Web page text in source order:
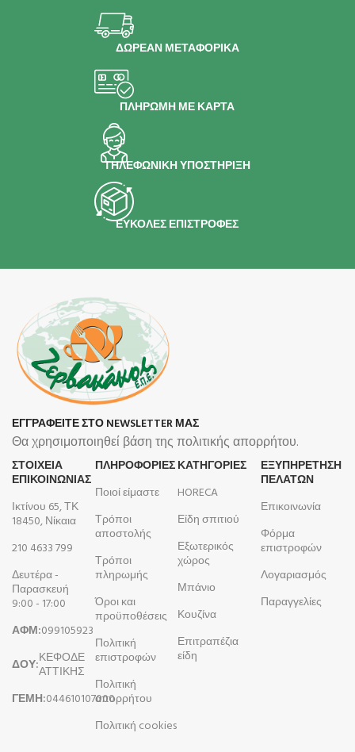
ΔΩΡΕΑΝ ΜΕΤΑΦΟΡΙΚΑ
ΠΛΗΡΩΜΗ ΜΕ ΚΑΡΤΑ
ΤΗΛΕΦΩΝΙΚΗ ΥΠΟΣΤΗΡΙΞΗ
ΕΥΚΟΛΕΣ ΕΠΙΣΤΡΟΦΕΣ
ΕΓΓΡΑΦΕΙΤΕ ΣΤΟ NEWSLETTER ΜΑΣ
Θα χρησιμοποιηθεί βάση της πολιτικής απορρήτου.
ΣΤΟΙΧΕΙΑ
ΕΠΙΚΟΙΝΩΝΙΑΣ
Ικτίνου 65, ΤΚ
18450, Νίκαια
210 4633 799
Δευτέρα -
Παρασκευή
9:00 - 17:00
ΑΦΜ:099105923
ΔΟΥ:ΚΕΦΟΔΕ
ΑΤΤΙΚΗΣ
ΓΕΜΗ:044610107000
ΠΛΗΡΟΦΟΡΊΕΣ
Ποιοί είμαστε
Τρόποι
αποστολής
Τρόποι
πληρωμής
Όροι και
προϋποθέσεις
Πολιτική
επιστροφών
Πολιτική
απορρήτου
Πολιτική cookies
ΚΑΤΗΓΟΡΙΕΣ
HORECA
Είδη σπιτιού
Εξωτερικός
χώρος
Μπάνιο
Κουζίνα
Επιτραπέζια
είδη
ΕΞΥΠΗΡΕΤΗΣΗ
ΠΕΛΑΤΩΝ
Επικοινωνία
Φόρμα
επιστροφών
Λογαριασμός
Παραγγελίες